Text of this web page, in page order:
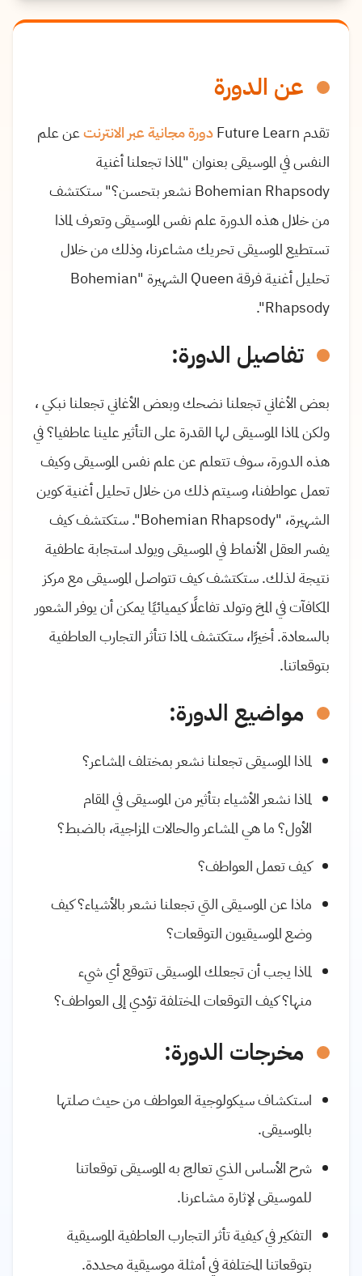
عن الدورة
تقدم Future Learn دورة مجانية عبر الانترنتعن علم
النفس في الموسيقى بعنوان "لماذا تجعلنا أغنية
Bohemian Rhapsody نشعر بتحسن؟" ستكتشف
من خلال هذه الدورة علم نفس الموسيقى وتعرف لماذا
تستطيع الموسيقى تحريك مشاعرنا، وذلك من خلال
تحليل أغنية فرقة Queen الشهيرة "Bohemian
Rhapsody".
تفاصيل الدورة:
بعض الأغاني تجعلنا نضحك وبعض الأغاني تجعلنا نبكي ،
ولكن لماذا الموسيقى لها القدرة على التأثير علينا عاطفيا؟ في
هذه الدورة، سوف تتعلم عن علم نفس الموسيقى وكيف
تعمل عواطفنا، وسيتم ذلك من خلال تحليل أغنية كوين
الشهيرة، "Bohemian Rhapsody". ستكتشف كيف
يفسر العقل الأنماط في الموسيقى ويولد استجابة عاطفية
نتيجة لذلك. ستكتشف كيف تتواصل الموسيقى مع مركز
المكافآت في المخ وتولد تفاعلًا كيميائيًا يمكن أن يوفر الشعور
بالسعادة. أخيرًا، ستكتشف لماذا تتأثر التجارب العاطفية
بتوقعاتنا.
مواضيع الدورة:
لماذا الموسيقى تجعلنا نشعر بمختلف المشاعر؟
لماذا نشعر الأشياء بتأثير من الموسيقى في المقام
الأول؟ ما هي المشاعر والحالات المزاجية، بالضبط؟
كيف تعمل العواطف؟
ماذا عن الموسيقى التي تجعلنا نشعر بالأشياء؟ كيف
وضع الموسيقيون التوقعات؟
لماذا يجب أن تجعلك الموسيقى تتوقع أي شيء
منها؟ كيف التوقعات المختلفة تؤدي إلى العواطف؟
مخرجات الدورة:
استكشاف سيكولوجية العواطف من حيث صلتها
بالموسيقى.
شرح الأساس الذي تعالج به الموسيقى توقعاتنا
للموسيقى لإثارة مشاعرنا.
التفكير في كيفية تأثر التجارب العاطفية الموسيقية
بتوقعاتنا المختلفة في أمثلة موسيقية محددة.